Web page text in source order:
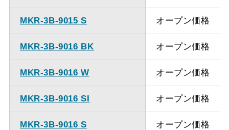
MKR-3B-9015 S オープン価格
MKR-3B-9016 BK オープン価格
MKR-3B-9016 W オープン価格
MKR-3B-9016 SI オープン価格
MKR-3B-9016 S オープン価格